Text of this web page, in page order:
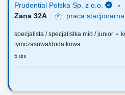
Prudential Polska Sp. z o.o.
Zana 32A
praca stacjonarna
specjalista / specjalistka mid / junior
tymczasowa/dodatkowa
5 dni
Twój zakres obowiązków: budowanie